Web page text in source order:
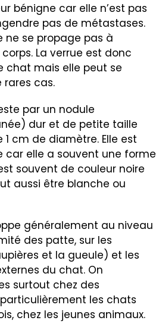
bénigne car elle n’est pas
pas de métastases.
ne se propage pas à
La verrue est donc
chat mais elle peut se
rares cas.
par un nodule
dur et de petite taille
cm de diamètre. Elle est
car elle a souvent une forme
souvent de couleur noire
aussi être blanche ou
généralement au niveau
des patte, sur les
et la gueule) et les
du chat. On
surtout chez des
les chats
chez les jeunes animaux.